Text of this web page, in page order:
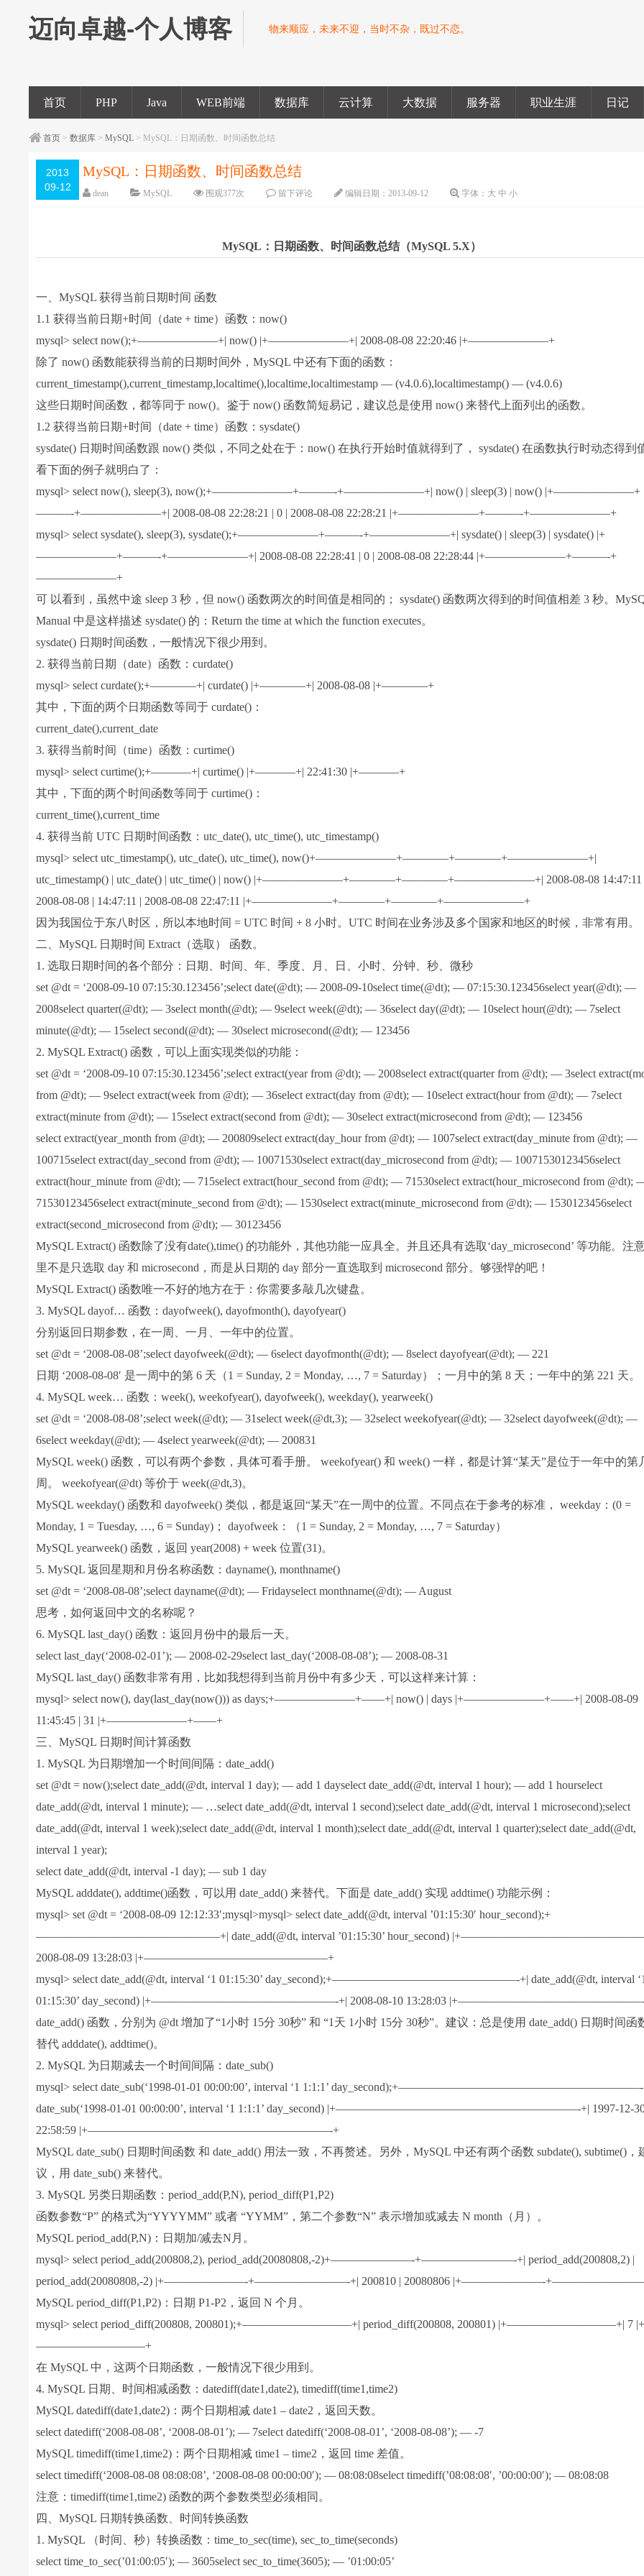
迈向卓越-个人博客 物来顺应，未来不迎，当时不杂，既过不恋。
首页 PHP Java WEB前端 数据库 云计算 大数据 服务器 职业生涯 日记
首页 >数据库 >MySQL > MySQL：日期函数、时间函数总结
2013
09-12
MySQL：日期函数、时间函数总结
dean MySQL 围观377次 留下评论 编辑日期：2013-09-12 字体： 大 中 小
MySQL：日期函数、时间函数总结（MySQL 5.X）
一、MySQL 获得当前日期时间 函数
1.1 获得当前日期+时间（date + time）函数：now()
mysql> select now();+———————+| now() |+———————+| 2008-08-08 22:20:46 |+———————+
除了 now() 函数能获得当前的日期时间外，MySQL 中还有下面的函数：
current_timestamp(),current_timestamp,localtime(),localtime,localtimestamp — (v4.0.6),localtimestamp() — (v4.0.6)
这些日期时间函数，都等同于 now()。鉴于 now() 函数简短易记，建议总是使用 now() 来替代上面列出的函数。
1.2 获得当前日期+时间（date + time）函数：sysdate()
sysdate() 日期时间函数跟 now() 类似，不同之处在于：now() 在执行开始时值就得到了， sysdate() 在函数执行时动态得到
看下面的例子就明白了：
mysql> select now(), sleep(3), now();+———————+———-+———————+| now() | sleep(3) | now() |+———————+
———-+———————+| 2008-08-08 22:28:21 | 0 | 2008-08-08 22:28:21 |+———————+———-+———————+
mysql> select sysdate(), sleep(3), sysdate();+———————+———-+———————+| sysdate() | sleep(3) | sysdate() |+
———————+———-+———————+| 2008-08-08 22:28:41 | 0 | 2008-08-08 22:28:44 |+———————+———-+
———————+
可 以看到，虽然中途 sleep 3 秒，但 now() 函数两次的时间值是相同的； sysdate() 函数两次得到的时间值相差 3 秒。
Manual 中是这样描述 sysdate() 的：Return the time at which the function executes。
sysdate() 日期时间函数，一般情况下很少用到。
2. 获得当前日期（date）函数：curdate()
mysql> select curdate();+————+| curdate() |+————+| 2008-08-08 |+————+
其中，下面的两个日期函数等同于 curdate()：
current_date(),current_date
3. 获得当前时间（time）函数：curtime()
mysql> select curtime();+———–+| curtime() |+———–+| 22:41:30 |+———–+
其中，下面的两个时间函数等同于 curtime()：
current_time(),current_time
4. 获得当前 UTC 日期时间函数：utc_date(), utc_time(), utc_timestamp()
mysql> select utc_timestamp(), utc_date(), utc_time(), now()+———————+————+————+———————+|
utc_timestamp() | utc_date() | utc_time() | now() |+———————+————+————+———————+| 2008-08-08 14:47:11
2008-08-08 | 14:47:11 | 2008-08-08 22:47:11 |+———————+————+————+———————+
因为我国位于东八时区，所以本地时间 = UTC 时间 + 8 小时。UTC 时间在业务涉及多个国家和地区的时候，非常有用。
二、MySQL 日期时间 Extract（选取） 函数。
1. 选取日期时间的各个部分：日期、时间、年、季度、月、日、小时、分钟、秒、微秒
set @dt = ‘2008-09-10 07:15:30.123456’;select date(@dt); — 2008-09-10select time(@dt); — 07:15:30.123456select year(@dt); —
2008select quarter(@dt); — 3select month(@dt); — 9select week(@dt); — 36select day(@dt); — 10select hour(@dt); — 7select
minute(@dt); — 15select second(@dt); — 30select microsecond(@dt); — 123456
2. MySQL Extract() 函数，可以上面实现类似的功能：
set @dt = ‘2008-09-10 07:15:30.123456’;select extract(year from @dt); — 2008select extract(quarter from @dt); — 3select
from @dt); — 9select extract(week from @dt); — 36select extract(day from @dt); — 10select extract(hour from @dt); — 7select
extract(minute from @dt); — 15select extract(second from @dt); — 30select extract(microsecond from @dt); — 123456
select extract(year_month from @dt); — 200809select extract(day_hour from @dt); — 1007select extract(day_minute from @dt); —
100715select extract(day_second from @dt); — 10071530select extract(day_microsecond from @dt); — 10071530123456select
extract(hour_minute from @dt); — 715select extract(hour_second from @dt); — 71530select extract(hour_microsecond from @dt);
71530123456select extract(minute_second from @dt); — 1530select extract(minute_microsecond from @dt); — 1530123456select
extract(second_microsecond from @dt); — 30123456
MySQL Extract() 函数除了没有date(),time() 的功能外，其他功能一应具全。并且还具有选取‘day_microsecond’ 等功能。注
里不是只选取 day 和 microsecond，而是从日期的 day 部分一直选取到 microsecond 部分。够强悍的吧！
MySQL Extract() 函数唯一不好的地方在于：你需要多敲几次键盘。
3. MySQL dayof… 函数：dayofweek(), dayofmonth(), dayofyear()
分别返回日期参数，在一周、一月、一年中的位置。
set @dt = ‘2008-08-08’;select dayofweek(@dt); — 6select dayofmonth(@dt); — 8select dayofyear(@dt); — 221
日期 ‘2008-08-08′ 是一周中的第 6 天（1 = Sunday, 2 = Monday, …, 7 = Saturday）；一月中的第 8 天；一年中的第 221 天。
4. MySQL week… 函数：week(), weekofyear(), dayofweek(), weekday(), yearweek()
set @dt = ‘2008-08-08’;select week(@dt); — 31select week(@dt,3); — 32select weekofyear(@dt); — 32select dayofweek(@dt); —
6select weekday(@dt); — 4select yearweek(@dt); — 200831
MySQL week() 函数，可以有两个参数，具体可看手册。 weekofyear() 和 week() 一样，都是计算“某天”是位于一年中的第
周。 weekofyear(@dt) 等价于 week(@dt,3)。
MySQL weekday() 函数和 dayofweek() 类似，都是返回“某天”在一周中的位置。不同点在于参考的标准， weekday：(0 =
Monday, 1 = Tuesday, …, 6 = Sunday)； dayofweek：（1 = Sunday, 2 = Monday, …, 7 = Saturday）
MySQL yearweek() 函数，返回 year(2008) + week 位置(31)。
5. MySQL 返回星期和月份名称函数：dayname(), monthname()
set @dt = ‘2008-08-08’;select dayname(@dt); — Fridayselect monthname(@dt); — August
思考，如何返回中文的名称呢？
6. MySQL last_day() 函数：返回月份中的最后一天。
select last_day(‘2008-02-01’); — 2008-02-29select last_day(‘2008-08-08’); — 2008-08-31
MySQL last_day() 函数非常有用，比如我想得到当前月份中有多少天，可以这样来计算：
mysql> select now(), day(last_day(now())) as days;+———————+——+| now() | days |+———————+——+| 2008-08-09
11:45:45 | 31 |+———————+——+
三、MySQL 日期时间计算函数
1. MySQL 为日期增加一个时间间隔：date_add()
set @dt = now();select date_add(@dt, interval 1 day); — add 1 dayselect date_add(@dt, interval 1 hour); — add 1 hourselect
date_add(@dt, interval 1 minute); — …select date_add(@dt, interval 1 second);select date_add(@dt, interval 1 microsecond);select
date_add(@dt, interval 1 week);select date_add(@dt, interval 1 month);select date_add(@dt, interval 1 quarter);select date_add(@dt,
interval 1 year);
select date_add(@dt, interval -1 day); — sub 1 day
MySQL adddate(), addtime()函数，可以用 date_add() 来替代。下面是 date_add() 实现 addtime() 功能示例：
mysql> set @dt = ‘2008-08-09 12:12:33′;mysql>mysql> select date_add(@dt, interval ’01:15:30′ hour_second);+
————————————————+| date_add(@dt, interval ’01:15:30’ hour_second)
2008-08-09 13:28:03 |+————————————————+
mysql> select date_add(@dt, interval ‘1 01:15:30’ day_second);+————————————————-+| date_add(@dt, interval
01:15:30’ day_second) |+————————————————-+| 2008-08-10 13:28:03
date_add() 函数，分别为 @dt 增加了“1小时 15分 30秒” 和 “1天 1小时 15分 30秒”。建议：总是使用 date_add() 日期时间函
替代 adddate(), addtime()。
2. MySQL 为日期减去一个时间间隔：date_sub()
mysql> select date_sub(‘1998-01-01 00:00:00’, interval ‘1 1:1:1’ day_second);+—————————————————————-
date_sub(‘1998-01-01 00:00:00’, interval ‘1 1:1:1’ day_second) |+—————————————————————-+| 1997-12-
22:58:59 |+—————————————————————-+
MySQL date_sub() 日期时间函数 和 date_add() 用法一致，不再赘述。另外，MySQL 中还有两个函数 subdate(), subtime()，
议，用 date_sub() 来替代。
3. MySQL 另类日期函数：period_add(P,N), period_diff(P1,P2)
函数参数“P” 的格式为“YYYYMM” 或者 “YYMM”，第二个参数“N” 表示增加或减去 N month（月）。
MySQL period_add(P,N)：日期加/减去N月。
mysql> select period_add(200808,2), period_add(20080808,-2)+———————-+————————-+| period_add(200808,2) |
period_add(20080808,-2) |+———————-+————————-+| 200810 | 20080806 |+———————-
MySQL period_diff(P1,P2)：日期 P1-P2，返回 N 个月。
mysql> select period_diff(200808, 200801);+—————————–+| period_diff(200808, 200801) |+—————————–+| 7
—————————–+
在 MySQL 中，这两个日期函数，一般情况下很少用到。
4. MySQL 日期、时间相减函数：datediff(date1,date2), timediff(time1,time2)
MySQL datediff(date1,date2)：两个日期相减 date1 – date2，返回天数。
select datediff(‘2008-08-08’, ‘2008-08-01’); — 7select datediff(‘2008-08-01’, ‘2008-08-08’); — -7
MySQL timediff(time1,time2)：两个日期相减 time1 – time2，返回 time 差值。
select timediff(‘2008-08-08 08:08:08’, ‘2008-08-08 00:00:00′); — 08:08:08select timediff(’08:08:08′, ’00:00:00′); — 08:08:08
注意：timediff(time1,time2) 函数的两个参数类型必须相同。
四、MySQL 日期转换函数、时间转换函数
1. MySQL （时间、秒）转换函数：time_to_sec(time), sec_to_time(seconds)
select time_to_sec(’01:00:05′); — 3605select sec_to_time(3605); — ’01:00:05’